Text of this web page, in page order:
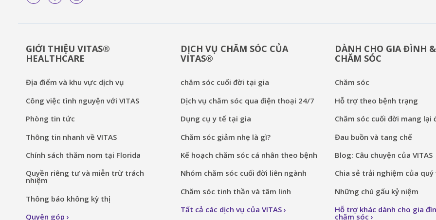
GIỚI THIỆU VITAS®
HEALTHCARE
Địa điểm và khu vực dịch vụ
Công việc tình nguyện với VITAS
Phòng tin tức
Thông tin nhanh về VITAS
Chính sách thăm nom tại Florida
Quyền riêng tư và miễn trừ trách
nhiệm
Thông báo không kỳ thị
Quyên góp
DỊCH VỤ CHĂM SÓC CỦA
VITAS®
chăm sóc cuối đời tại gia
Dịch vụ chăm sóc qua điện thoại 24/7
Dụng cụ y tế tại gia
Chăm sóc giảm nhẹ là gì?
Kế hoạch chăm sóc cá nhân theo bệnh
Nhóm chăm sóc cuối đời liên ngành
Chăm sóc tinh thần và tâm linh
Tất cả các dịch vụ của VITAS
DÀNH CHO GIA ĐÌNH
CHĂM SÓC
Chăm sóc
Hỗ trợ theo bệnh trạng
Chăm sóc cuối đời mang lại
Đau buồn và tang chế
Blog: Câu chuyện của VITAS
Chia sẻ trải nghiệm của quý
Những chú gấu kỷ niệm
Hỗ trợ khác dành cho gia
chăm sóc